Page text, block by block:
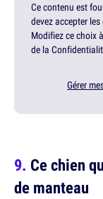
Ce contenu est
devez accepter
Modifiez ce choix
de la
Gérer
Ce chien
de manteau